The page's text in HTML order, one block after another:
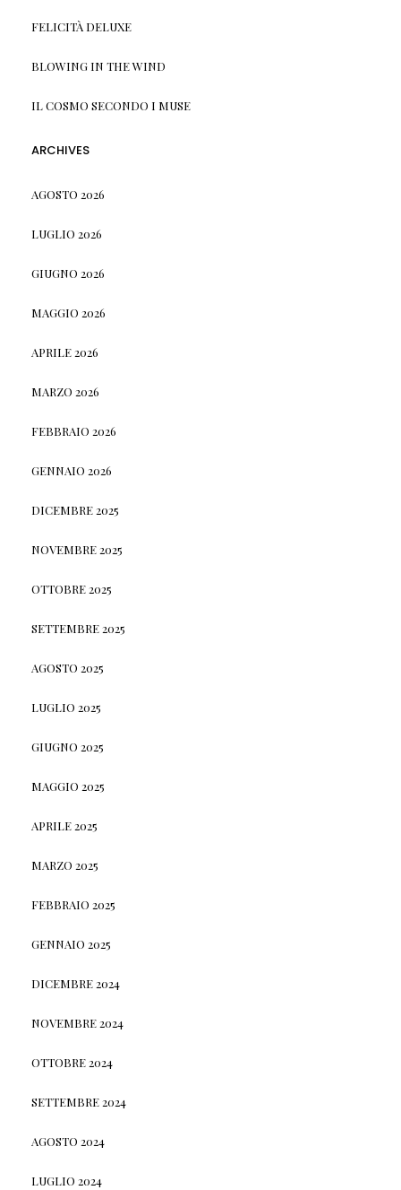
FELICITÀ DELUXE
BLOWING IN THE WIND
IL COSMO SECONDO I MUSE
ARCHIVES
AGOSTO 2026
LUGLIO 2026
GIUGNO 2026
MAGGIO 2026
APRILE 2026
MARZO 2026
FEBBRAIO 2026
GENNAIO 2026
DICEMBRE 2025
NOVEMBRE 2025
OTTOBRE 2025
SETTEMBRE 2025
AGOSTO 2025
LUGLIO 2025
GIUGNO 2025
MAGGIO 2025
APRILE 2025
MARZO 2025
FEBBRAIO 2025
GENNAIO 2025
DICEMBRE 2024
NOVEMBRE 2024
OTTOBRE 2024
SETTEMBRE 2024
AGOSTO 2024
LUGLIO 2024